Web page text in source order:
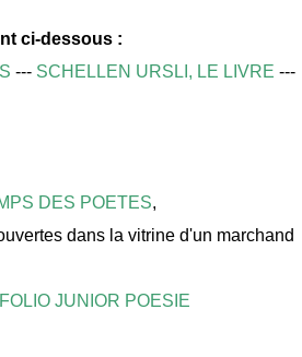
ci-dessous :
--- SCHELLEN URSLI, LE LIVRE ---
DES POETES,
dans la vitrine d'un marchand
FOLIO JUNIOR POESIE